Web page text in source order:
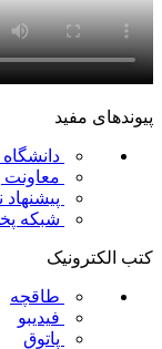
پیوندهای مفید
پیشنهاد
شبکه
کتب الکترونیک
طاقچه
فیدیبو
پاتوق